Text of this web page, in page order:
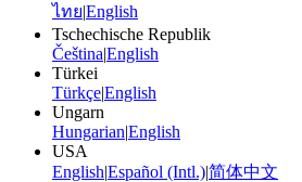
ไทย|English
Tschechische Republik
Čeština|English
Türkei
Türkçe|English
Ungarn
Hungarian|English
USA
English|Español (Intl.)|简体中文